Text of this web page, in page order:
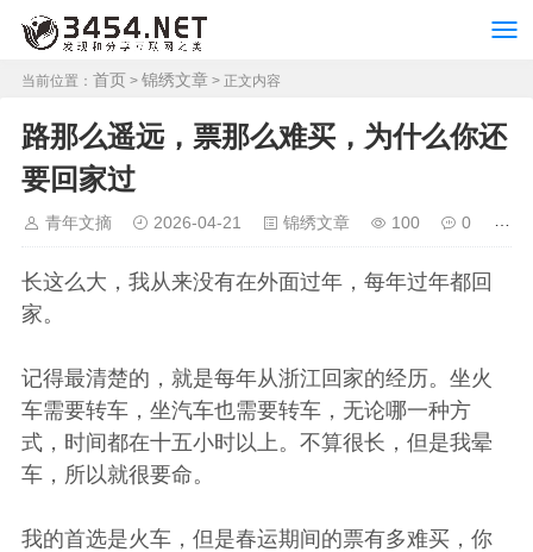
当前位置： 首页 > 锦绣文章 > 正文内容
路那么遥远，票那么难买，为什么你还
要回家过
青年文摘 2026-04-21 锦绣文章 100 0
长这么大，我从来没有在外面过年，每年过年都回
家。
记得最清楚的，就是每年从浙江回家的经历。坐火
车需要转车，坐汽车也需要转车，无论哪一种方
式，时间都在十五小时以上。不算很长，但是我晕
车，所以就很要命。
我的首选是火车，但是春运期间的票有多难买，你